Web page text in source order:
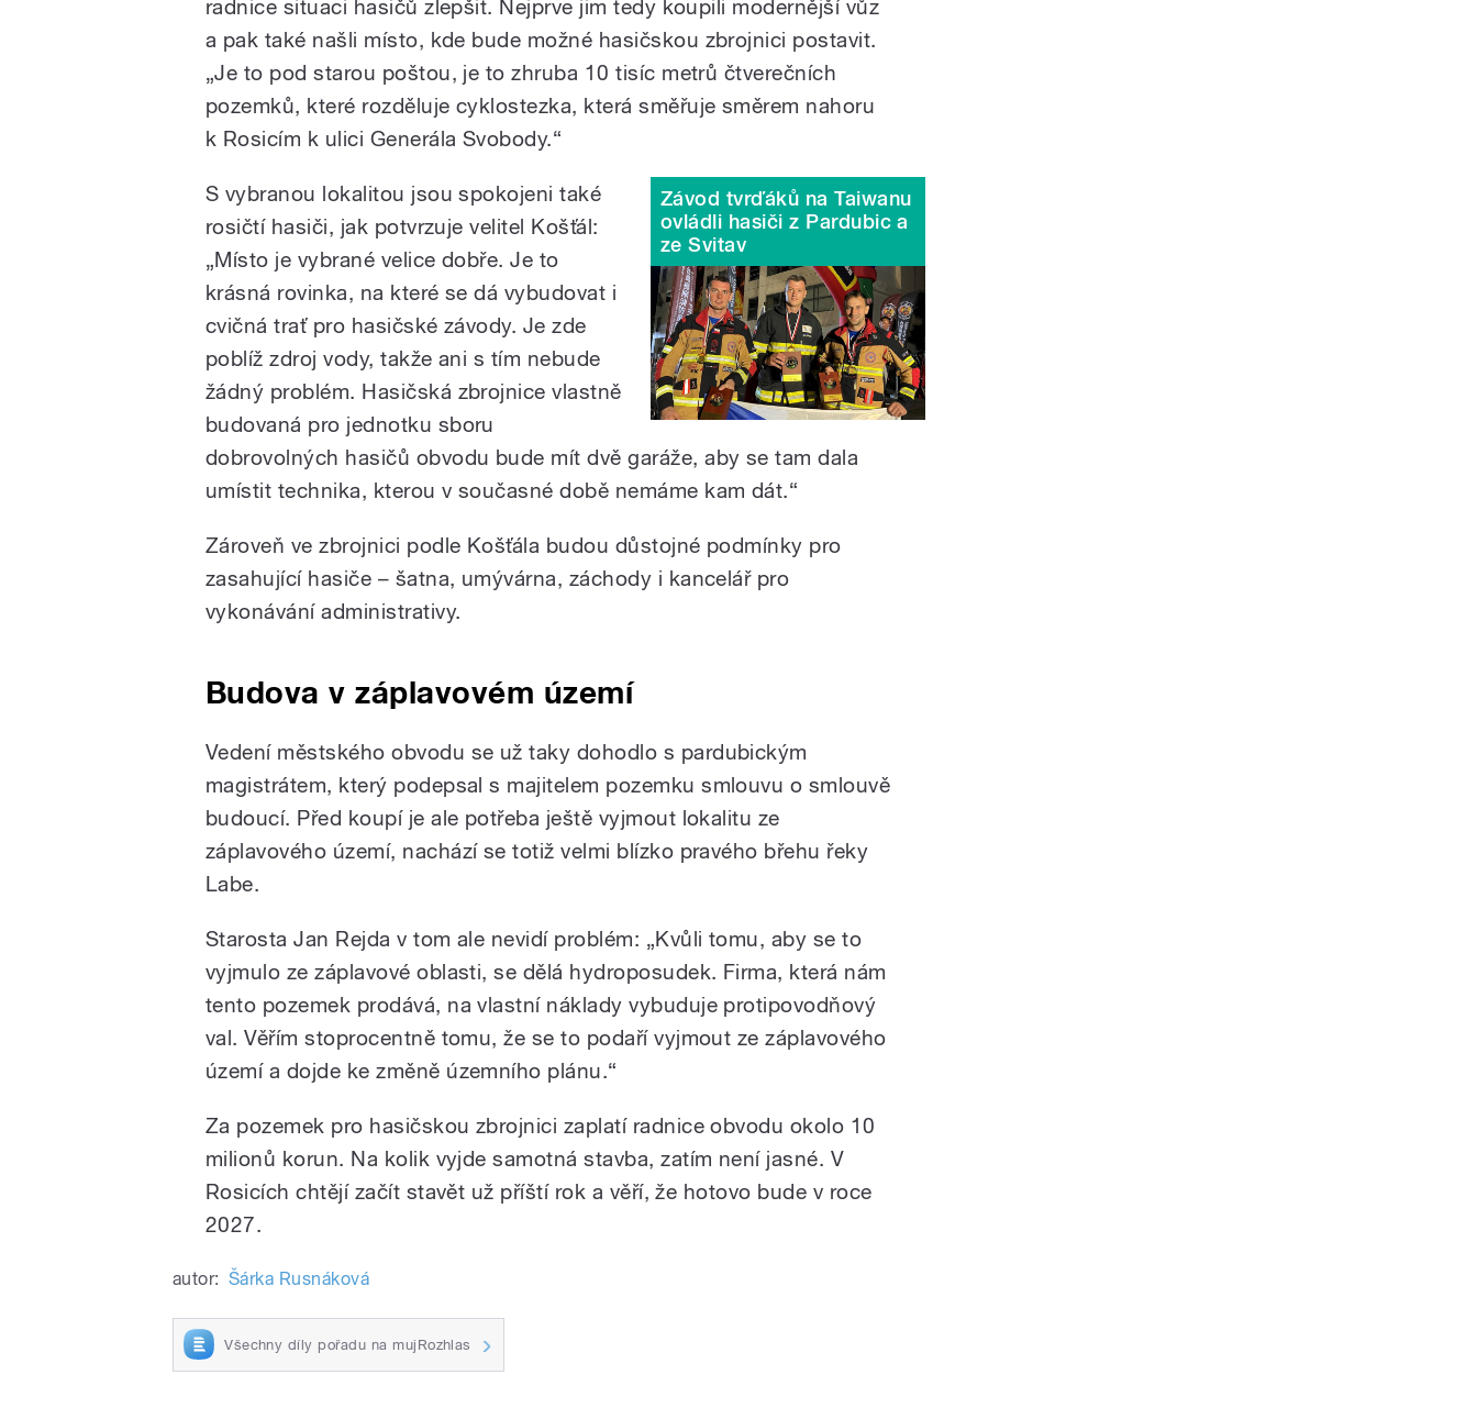
radnice situaci hasičů zlepšit. Nejprve jim tedy koupili modernější vůz
a pak také našli místo, kde bude možné hasičskou zbrojnici postavit.
„Je to pod starou poštou, je to zhruba 10 tisíc metrů čtverečních
pozemků, které rozděluje cyklostezka, která směřuje směrem nahoru
k Rosicím k ulici Generála Svobody.“
Závod tvrďáků na Taiwanu
ovládli hasiči z Pardubic a
ze Svitav
S vybranou lokalitou jsou spokojeni také
rosičtí hasiči, jak potvrzuje velitel Košťál:
„Místo je vybrané velice dobře. Je to
krásná rovinka, na které se dá vybudovat i
cvičná trať pro hasičské závody. Je zde
poblíž zdroj vody, takže ani s tím nebude
žádný problém. Hasičská zbrojnice vlastně
budovaná pro jednotku sboru
dobrovolných hasičů obvodu bude mít dvě garáže, aby se tam dala
umístit technika, kterou v současné době nemáme kam dát.“
Zároveň ve zbrojnici podle Košťála budou důstojné podmínky pro
zasahující hasiče – šatna, umývárna, záchody i kancelář pro
vykonávání administrativy.
Budova v záplavovém území
Vedení městského obvodu se už taky dohodlo s pardubickým
magistrátem, který podepsal s majitelem pozemku smlouvu o smlouvě
budoucí. Před koupí je ale potřeba ještě vyjmout lokalitu ze
záplavového území, nachází se totiž velmi blízko pravého břehu řeky
Labe.
Starosta Jan Rejda v tom ale nevidí problém: „Kvůli tomu, aby se to
vyjmulo ze záplavové oblasti, se dělá hydroposudek. Firma, která nám
tento pozemek prodává, na vlastní náklady vybuduje protipovodňový
val. Věřím stoprocentně tomu, že se to podaří vyjmout ze záplavového
území a dojde ke změně územního plánu.“
Za pozemek pro hasičskou zbrojnici zaplatí radnice obvodu okolo 10
milionů korun. Na kolik vyjde samotná stavba, zatím není jasné. V
Rosicích chtějí začít stavět už příští rok a věří, že hotovo bude v roce
2027.
autor: Šárka Rusnáková
Všechny díly pořadu na mujRozhlas